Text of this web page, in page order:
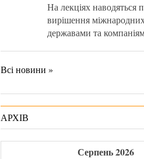
На лекціях наводяться
вирішення
державами та
Всі новини »
АРХІВ
Серпень 2026